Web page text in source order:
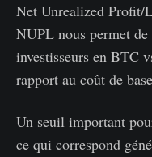
Net Unrealized Profit/
NUPL nous permet
investisseurs en BTC
rapport au coût de
Un seuil important
ce qui correspond